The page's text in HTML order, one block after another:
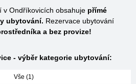
v Ondříkovicích obsahuje přímé
ubytování. Rezervace ubytování
a bez provize!
- výběr kategorie ubytování:
Vše (1)